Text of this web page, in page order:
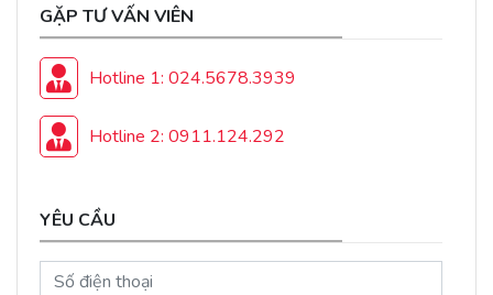
GẶP TƯ VẤN VIÊN
Hotline 1: 024.5678.3939
Hotline 2: 0911.124.292
YÊU CẦU